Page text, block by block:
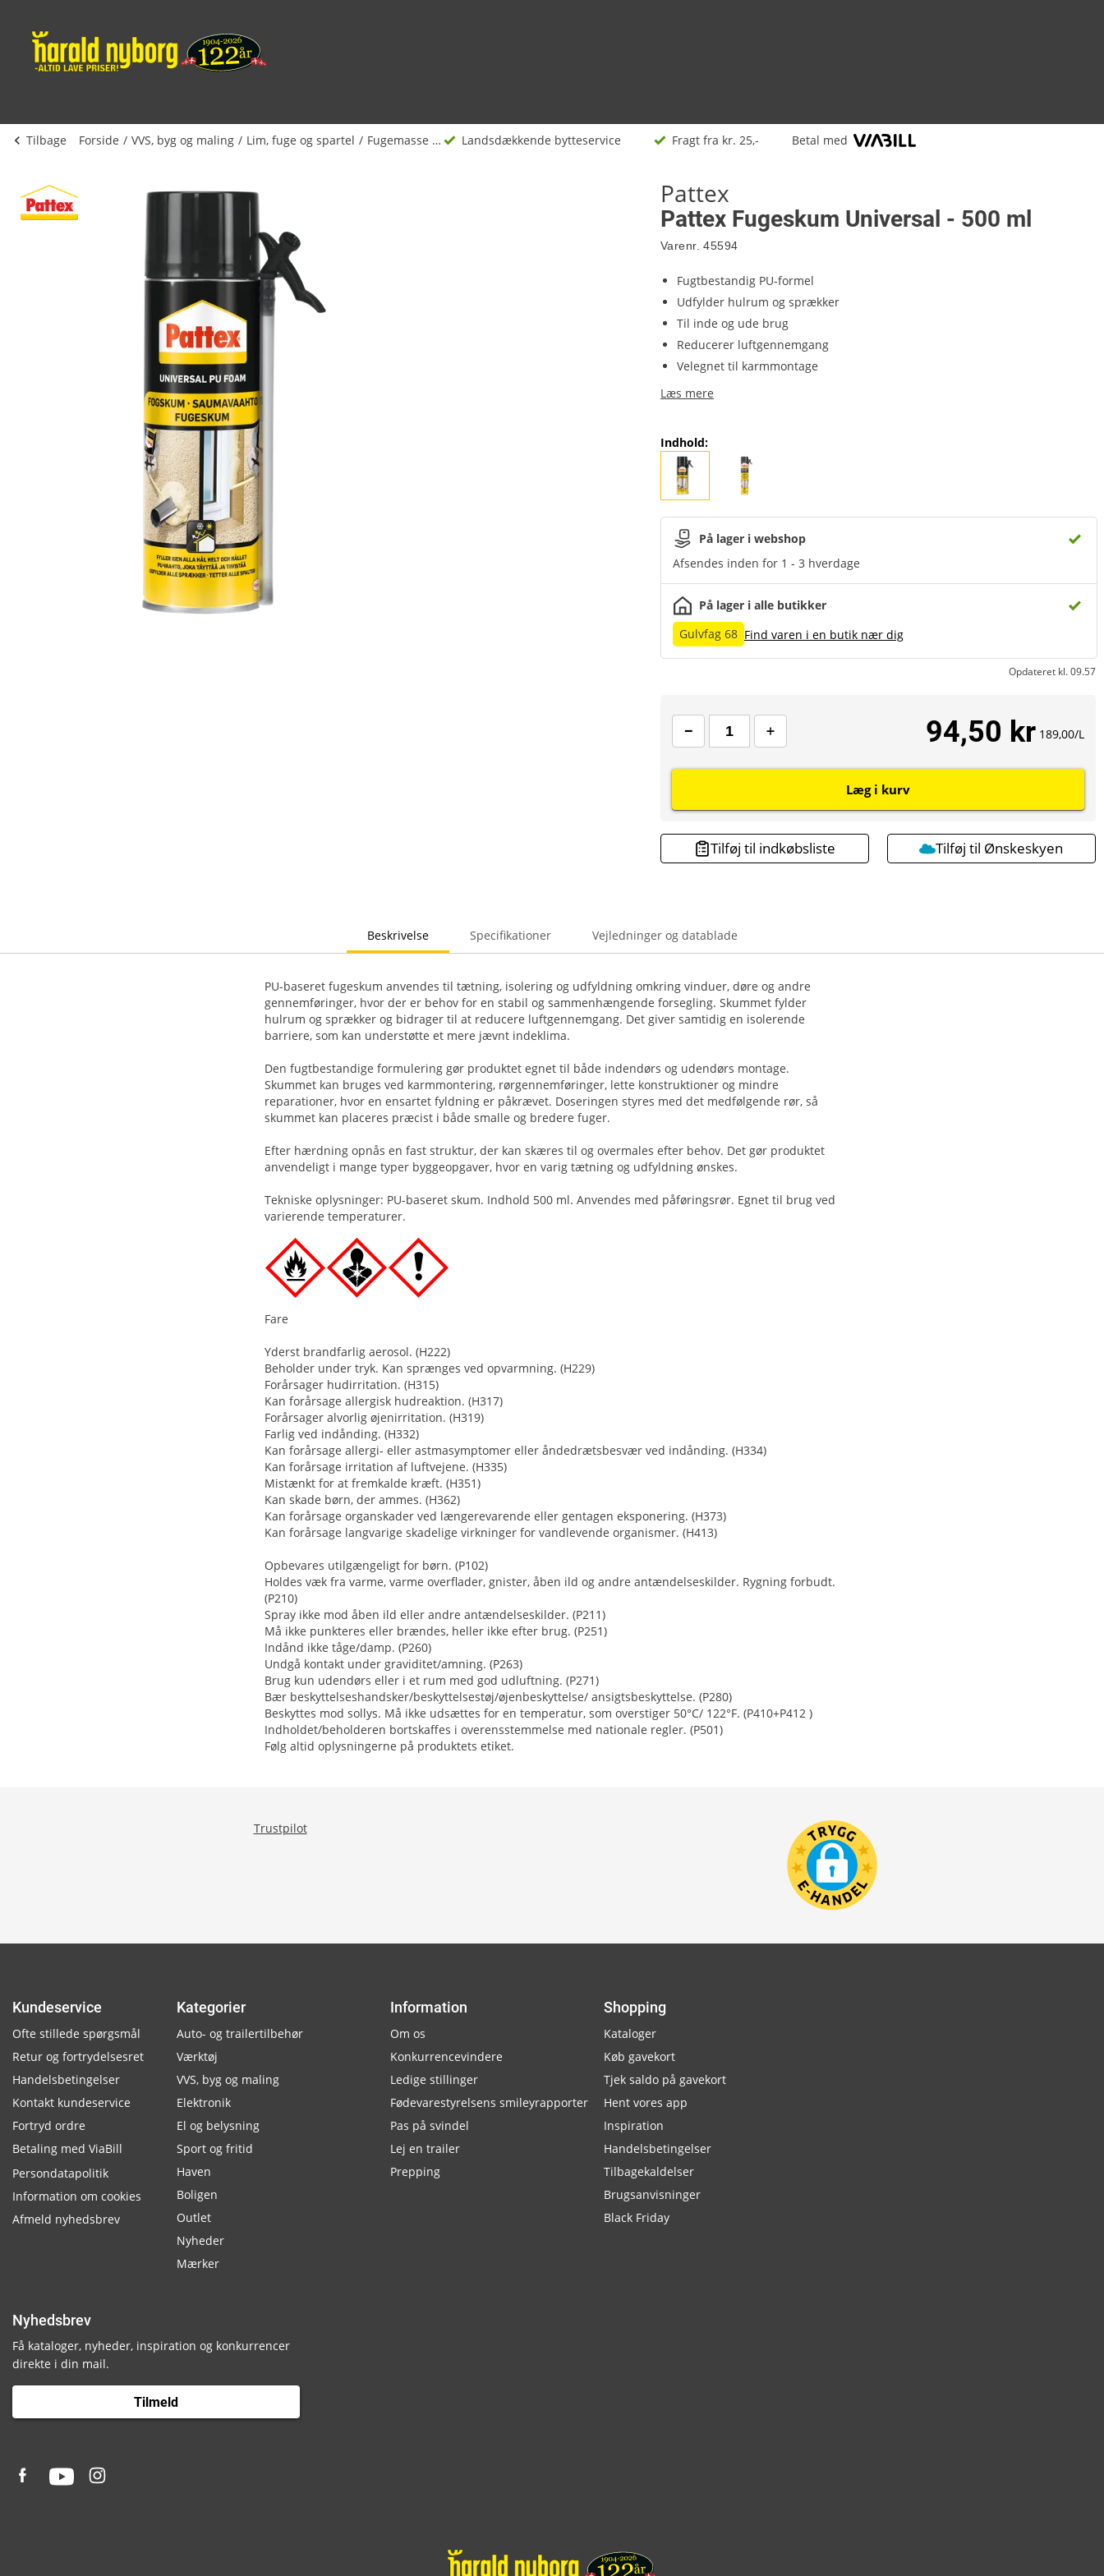
Tilbage Forside VVS, byg og maling Lim, fuge og spartel Fugemasse og silikone Landsdækkende bytteservice Fragt fra kr. 25,- Betal med
Pattex
Pattex Fugeskum Universal - 500 ml
Varenr. 45594
Fugtbestandig PU-formel
Udfylder hulrum og sprækker
Til inde og ude brug
Reducerer luftgennemgang
Velegnet til karmmontage
Læs mere
Indhold:
På lager i webshop
Afsendes inden for 1 - 3 hverdage
På lager i alle butikker
Gulvfag 68 Find varen i en butik nær dig
Opdateret kl. 09.57
94,50 kr 189,00/L
Læg i kurv
Tilføj til indkøbsliste Tilføj til Ønskeskyen
Beskrivelse Specifikationer Vejledninger og datablade
PU-baseret fugeskum anvendes til tætning, isolering og udfyldning omkring vinduer, døre og andre
gennemføringer, hvor der er behov for en stabil og sammenhængende forsegling. Skummet fylder
hulrum og sprækker og bidrager til at reducere luftgennemgang. Det giver samtidig en isolerende
barriere, som kan understøtte et mere jævnt indeklima.
Den fugtbestandige formulering gør produktet egnet til både indendørs og udendørs montage.
Skummet kan bruges ved karmmontering, rørgennemføringer, lette konstruktioner og mindre
reparationer, hvor en ensartet fyldning er påkrævet. Doseringen styres med det medfølgende rør, så
skummet kan placeres præcist i både smalle og bredere fuger.
Efter hærdning opnås en fast struktur, der kan skæres til og overmales efter behov. Det gør produktet
anvendeligt i mange typer byggeopgaver, hvor en varig tætning og udfyldning ønskes.
Tekniske oplysninger: PU-baseret skum. Indhold 500 ml. Anvendes med påføringsrør. Egnet til brug ved
varierende temperaturer.
Fare
Yderst brandfarlig aerosol. (H222)
Beholder under tryk. Kan sprænges ved opvarmning. (H229)
Forårsager hudirritation. (H315)
Kan forårsage allergisk hudreaktion. (H317)
Forårsager alvorlig øjenirritation. (H319)
Farlig ved indånding. (H332)
Kan forårsage allergi- eller astmasymptomer eller åndedrætsbesvær ved indånding. (H334)
Kan forårsage irritation af luftvejene. (H335)
Mistænkt for at fremkalde kræft. (H351)
Kan skade børn, der ammes. (H362)
Kan forårsage organskader ved længerevarende eller gentagen eksponering. (H373)
Kan forårsage langvarige skadelige virkninger for vandlevende organismer. (H413)
Opbevares utilgængeligt for børn. (P102)
Holdes væk fra varme, varme overflader, gnister, åben ild og andre antændelseskilder. Rygning forbudt.
(P210)
Spray ikke mod åben ild eller andre antændelseskilder. (P211)
Må ikke punkteres eller brændes, heller ikke efter brug. (P251)
Indånd ikke tåge/damp. (P260)
Undgå kontakt under graviditet/amning. (P263)
Brug kun udendørs eller i et rum med god udluftning. (P271)
Bær beskyttelseshandsker/beskyttelsestøj/øjenbeskyttelse/ ansigtsbeskyttelse. (P280)
Beskyttes mod sollys. Må ikke udsættes for en temperatur, som overstiger 50°C/ 122°F. (P410+P412 )
Indholdet/beholderen bortskaffes i overensstemmelse med nationale regler. (P501)
Følg altid oplysningerne på produktets etiket.
Trustpilot
Kundeservice
Ofte stillede spørgsmål
Retur og fortrydelsesret
Handelsbetingelser
Kontakt kundeservice
Fortryd ordre
Betaling med ViaBill
Persondatapolitik
Information om cookies
Afmeld nyhedsbrev
Kategorier
Auto- og trailertilbehør
Værktøj
VVS, byg og maling
Elektronik
El og belysning
Sport og fritid
Haven
Boligen
Outlet
Nyheder
Mærker
Information
Om os
Konkurrencevindere
Ledige stillinger
Fødevarestyrelsens smileyrapporter
Pas på svindel
Lej en trailer
Prepping
Shopping
Kataloger
Køb gavekort
Tjek saldo på gavekort
Hent vores app
Inspiration
Handelsbetingelser
Tilbagekaldelser
Brugsanvisninger
Black Friday
Nyhedsbrev
Få kataloger, nyheder, inspiration og konkurrencer
direkte i din mail.
Tilmeld